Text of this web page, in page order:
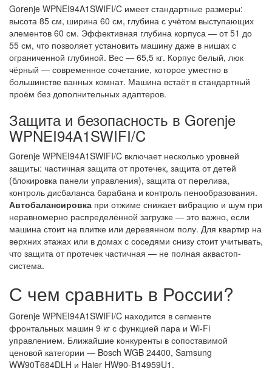
Gorenje WPNEI94A1SWIFI/C имеет стандартные размеры:
высота 85 см, ширина 60 см, глубина с учётом выступающих
элементов 60 см. Эффективная глубина корпуса — от 51 до
55 см, что позволяет установить машину даже в нишах с
ограниченной глубиной. Вес — 65,5 кг. Корпус белый, люк
чёрный — современное сочетание, которое уместно в
большинстве ванных комнат. Машина встаёт в стандартный
проём без дополнительных адаптеров.
Защита и безопасность в Gorenje
WPNEI94A1SWIFI/C
Gorenje WPNEI94A1SWIFI/C включает несколько уровней
защиты: частичная защита от протечек, защита от детей
(блокировка панели управления), защита от перелива,
контроль дисбаланса барабана и контроль пенообразования.
Автобалансировка при отжиме снижает вибрацию и шум при
неравномерно распределённой загрузке — это важно, если
машина стоит на плитке или деревянном полу. Для квартир на
верхних этажах или в домах с соседями снизу стоит учитывать,
что защита от протечек частичная — не полная аквастоп-
система.
С чем сравнить в России?
Gorenje WPNEI94A1SWIFI/C находится в сегменте
фронтальных машин 9 кг с функцией пара и Wi-Fi
управлением. Ближайшие конкуренты в сопоставимой
ценовой категории — Bosch WGB 24400, Samsung
WW90T684DLH и Haier HW90-B14959U1.